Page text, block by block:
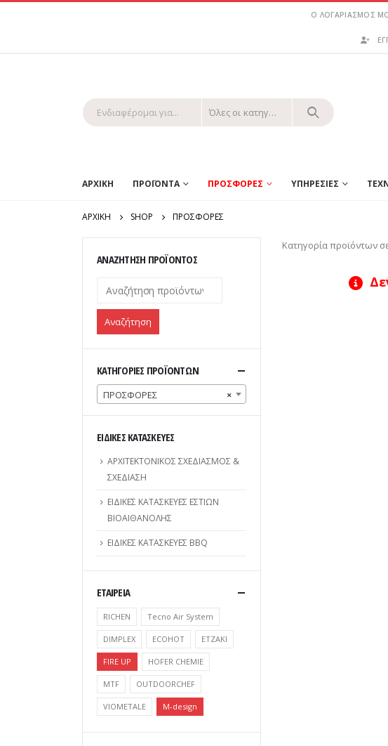
Ο ΛΟΓΑΡΙΑΣΜΌΣ
Όλες οι κατηγορίες
ΑΡΧΙΚΗ ΠΡΟΪΟΝΤΑ ΠΡΟΣΦΟΡΕΣ ΥΠΗΡΕΣΙΕΣ
ΑΡΧΙΚΉ SHOP ΠΡΟΣΦΟΡΕΣ
Κατηγορία προϊόντων
ΑΝΑΖΉΤΗΣΗ ΠΡΟΪΌΝΤΟΣ
Αναζήτηση
ΚΑΤΗΓΟΡΙΕΣ ΠΡΟΪΟΝΤΩΝ
×
ΠΡΟΣΦΟΡΕΣ
ΕΙΔΙΚΕΣ ΚΑΤΑΣΚΕΥΕΣ
ΑΡΧΙΤΕΚΤΟΝΙΚΟΣ ΣΧΕΔΙΑΣΜΟΣ &
ΣΧΕΔΙΑΣΗ
ΕΙΔΙΚΕΣ ΚΑΤΑΣΚΕΥΕΣ ΕΣΤΙΩΝ
ΒΙΟΑΙΘΑΝΟΛΗΣ
ΕΙΔΙΚΕΣ ΚΑΤΑΣΚΕΥΕΣ BBQ
ΕΤΑΙΡΕΙΑ
RICHEN Tecno Air System
DIMPLEX ECOHOT ETZAKI
FIRE UP HOFER CHEMIE
MTF OUTDOORCHEF
VIOMETALE Μ-design